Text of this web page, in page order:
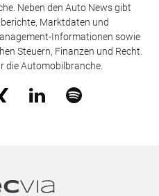
Neben den Auto News gibt
Marktdaten und
Informationen sowie
Steuern, Finanzen und Recht.
die Automobilbranche.